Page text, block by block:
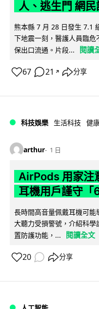
人、逃生門 網
熊本縣 7 月 28 日發生 7.1
下地震一刻，醫護人員臨
保出口流通。片段...
閱讀
67 21 ↗ 分享
科技娛樂 生活科技 健
arthur 1 日
AirPods 用家注
耳機用戶謹守
長時間高音量佩戴耳機可
大聽力受損警號，介紹科
置防護功能，...
閱讀全文
20 分享